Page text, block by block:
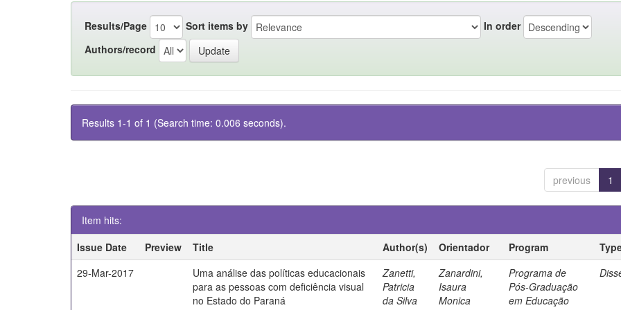
Results/Page Sort items by
In order
Authors/record
Results 1-1 of 1 (Search time: 0.006 seconds).
previous 1
Item hits:
Issue Date
Preview Title Author(s) Orientador Program
29-Mar-2017
Uma análise das políticas educacionais
para as pessoas com deficiência visual
no Estado do Paraná
Zanetti,
Patricia
da Silva
Zanardini,
Isaura
Monica
Programa de
Pós-Graduação
em Educação